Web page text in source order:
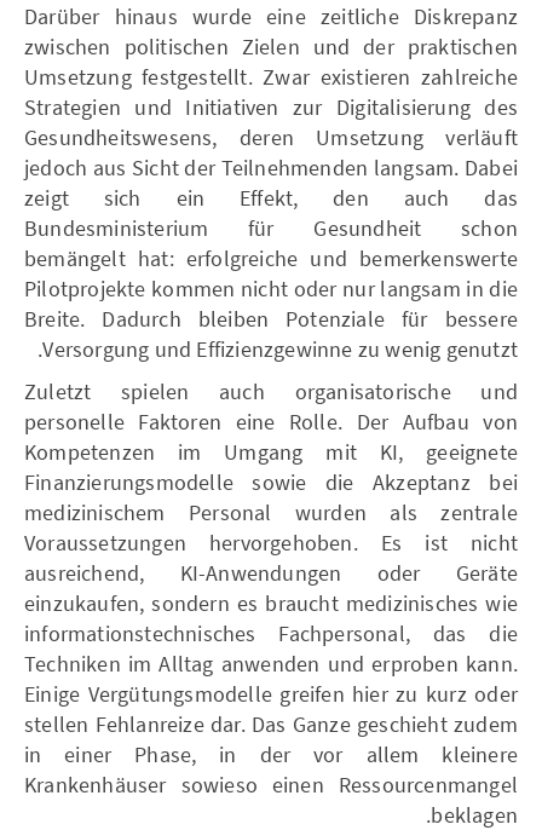
Darüber hinaus wurde eine zeitliche Diskrepanz
zwischen politischen Zielen und der praktischen
Umsetzung festgestellt. Zwar existieren zahlreiche
Strategien und Initiativen zur Digitalisierung des
Gesundheitswesens, deren Umsetzung verläuft
jedoch aus Sicht der Teilnehmenden langsam. Dabei
zeigt sich ein Effekt, den auch das
Bundesministerium für Gesundheit schon
bemängelt hat: erfolgreiche und bemerkenswerte
Pilotprojekte kommen nicht oder nur langsam in die
Breite. Dadurch bleiben Potenziale für bessere
Versorgung und Effizienzgewinne zu wenig genutzt.
Zuletzt spielen auch organisatorische und
personelle Faktoren eine Rolle. Der Aufbau von
Kompetenzen im Umgang mit KI, geeignete
Finanzierungsmodelle sowie die Akzeptanz bei
medizinischem Personal wurden als zentrale
Voraussetzungen hervorgehoben. Es ist nicht
ausreichend, KI-Anwendungen oder Geräte
einzukaufen, sondern es braucht medizinisches wie
informationstechnisches Fachpersonal, das die
Techniken im Alltag anwenden und erproben kann.
Einige Vergütungsmodelle greifen hier zu kurz oder
stellen Fehlanreize dar. Das Ganze geschieht zudem
in einer Phase, in der vor allem kleinere
Krankenhäuser sowieso einen Ressourcenmangel
beklagen.